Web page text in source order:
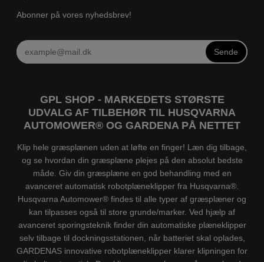
Abonner på vores nyhedsbrev!
Sende
GPL SHOP - MARKEDETS STØRSTE
UDVALG AF TILBEHØR TIL HUSQVARNA
AUTOMOWER® OG GARDENA PÅ NETTET
Klip hele græsplænen uden at løfte en finger! Læn dig tilbage,
og se hvordan din græsplæne plejes på den absolut bedste
måde. Giv din græsplæne en god behandling med en
avanceret automatisk robotplæneklipper fra Husqvarna®.
Husqvarna Automower® findes til alle typer af græsplæner og
kan tilpasses også til store grunde/marker. Ved hjælp af
avanceret sporingsteknik finder din automatiske plæneklipper
selv tilbage til dockningsstationen, når batteriet skal oplades,
GARDENAS innovative robotplæneklipper klarer klipningen for